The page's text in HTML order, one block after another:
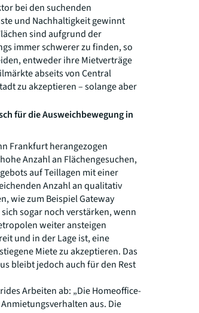
bei den suchenden
und Nachhaltigkeit gewinnt
sind aufgrund der
immer schwerer zu finden, so
entweder ihre Mietverträge
abseits von Central
zu akzeptieren – solange aber
für die Ausweichbewegung in
Frankfurt herangezogen
Anzahl an Flächengesuchen,
auf Teillagen mit einer
Anzahl an qualitativ
wie zum Beispiel Gateway
sogar noch verstärken, wenn
weiter ansteigen
und in der Lage ist, eine
Miete zu akzeptieren. Das
bleibt jedoch auch für den Rest
Arbeiten ab: „Die Homeoffice-
aus. Die